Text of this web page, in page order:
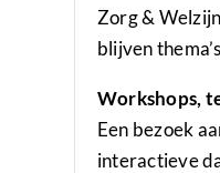
Zorg &
blijven
Workshops,
Een bezoek
interactieve